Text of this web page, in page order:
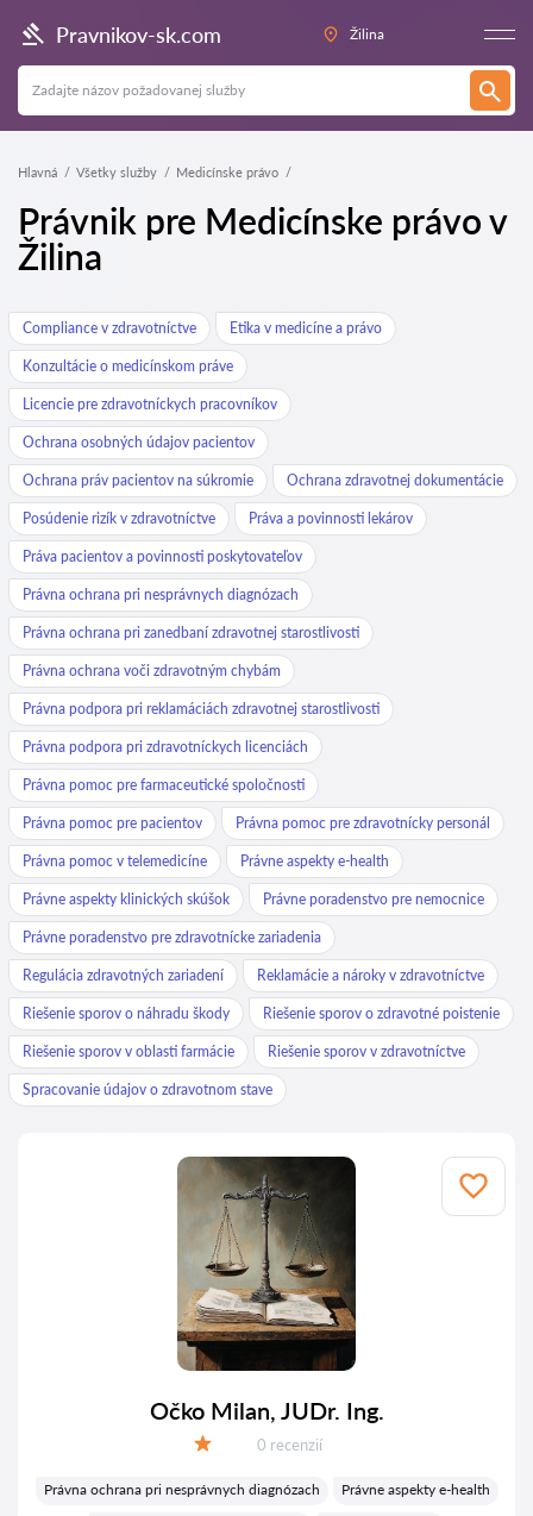
Pravnikov-sk.com Žilina
Hlavná Všetky služby Medicínske právo
Právnik pre Medicínske právo v
Žilina
Compliance v zdravotníctve Etika v medicíne a právo
Konzultácie o medicínskom práve
Licencie pre zdravotníckych pracovníkov
Ochrana osobných údajov pacientov
Ochrana práv pacientov na súkromie Ochrana zdravotnej dokumentácie
Posúdenie rizík v zdravotníctve Práva a povinnosti lekárov
Práva pacientov a povinnosti poskytovateľov
Právna ochrana pri nesprávnych diagnózach
Právna ochrana pri zanedbaní zdravotnej starostlivosti
Právna ochrana voči zdravotným chybám
Právna podpora pri reklamáciách zdravotnej starostlivosti
Právna podpora pri zdravotníckych licenciách
Právna pomoc pre farmaceutické spoločnosti
Právna pomoc pre pacientov Právna pomoc pre zdravotnícky personál
Právna pomoc v telemedicíne Právne aspekty e-health
Právne aspekty klinických skúšok Právne poradenstvo pre nemocnice
Právne poradenstvo pre zdravotnícke zariadenia
Regulácia zdravotných zariadení Reklamácie a nároky v zdravotníctve
Riešenie sporov o náhradu škody Riešenie sporov o zdravotné poistenie
Riešenie sporov v oblasti farmácie Riešenie sporov v zdravotníctve
Spracovanie údajov o zdravotnom stave
Očko Milan, JUDr. Ing.
Recenzií:
0 recenzií
Právna ochrana pri nesprávnych diagnózach
Právne aspekty e-health